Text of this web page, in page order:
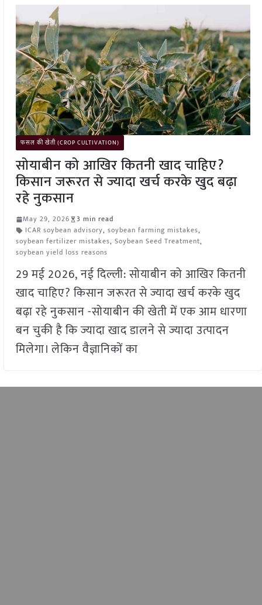
फसल की खेती (CROP CULTIVATION)
सोयाबीन को आखिर कितनी खाद चाहिए?
किसान जरूरत से ज्यादा खर्च करके खुद बढ़ा
रहे नुकसान
May 29, 2026
3 min read
ICAR soybean advisory, soybean farming mistakes,
soybean fertilizer mistakes, Soybean Seed Treatment,
soybean yield loss reasons
29 मई 2026, नई दिल्ली: सोयाबीन को आखिर कितनी
खाद चाहिए? किसान जरूरत से ज्यादा खर्च करके खुद
बढ़ा रहे नुकसान -सोयाबीन की खेती में एक आम धारणा
बन चुकी है कि ज्यादा खाद डालने से ज्यादा उत्पादन
मिलेगा। लेकिन वैज्ञानिकों का